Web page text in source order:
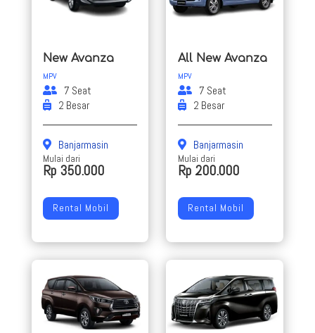
New Avanza
MPV
7 Seat
2 Besar
Banjarmasin
Mulai dari
Rp 350.000
Rental Mobil
All New Avanza
MPV
7 Seat
2 Besar
Banjarmasin
Mulai dari
Rp 200.000
Rental Mobil